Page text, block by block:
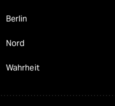
Berlin
Nord
Wahrheit